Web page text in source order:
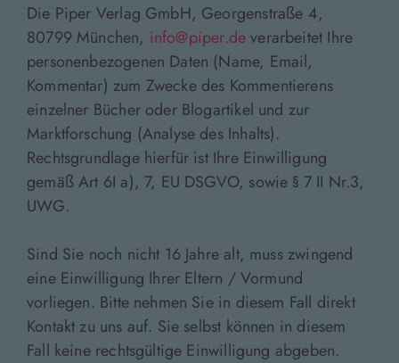
Die Piper Verlag GmbH, Georgenstraße 4,
80799 München, info@piper.deverarbeitet Ihre
personenbezogenen Daten (Name, Email,
Kommentar) zum Zwecke des Kommentierens
einzelner Bücher oder Blogartikel und zur
Marktforschung (Analyse des Inhalts).
Rechtsgrundlage hierfür ist Ihre Einwilligung
gemäß Art 6I a), 7, EU DSGVO, sowie § 7 II Nr.3,
UWG.
Sind Sie noch nicht 16 Jahre alt, muss zwingend
eine Einwilligung Ihrer Eltern / Vormund
vorliegen. Bitte nehmen Sie in diesem Fall direkt
Kontakt zu uns auf. Sie selbst können in diesem
Fall keine rechtsgültige Einwilligung abgeben.